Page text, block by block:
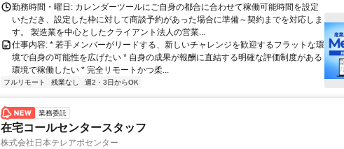
勤務時間・曜日: カレンダーツールにご自身の都合に合わせて稼働可能時間を設定
いただき、設定した枠に対して商談予約があった場合に準備～契約までを対応しま
す。 製造業を中心としたクライアント法人の営業...
仕事内容: * 若手メンバーがリードする、新しいチャレンジを歓迎するフラットな環
境で自身の可能性を広げたい * 自身の成果が報酬に直結する明確な評価制度がある
環境で稼働したい * 完全リモートかつ柔...
フルリモート 残業なし 週2・3日からOK
業務委託
在宅コールセンタースタッフ
株式会社日本テレアポセンター